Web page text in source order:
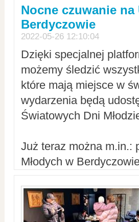
Nocne czuwanie
Berdyczowie
2022-05-26 12:10:04
Dzięki specjalnej
możemy śledzić
które mają miejsce w
wydarzenia będą
Światowych Dni
Już teraz można m.in.:
Młodych w